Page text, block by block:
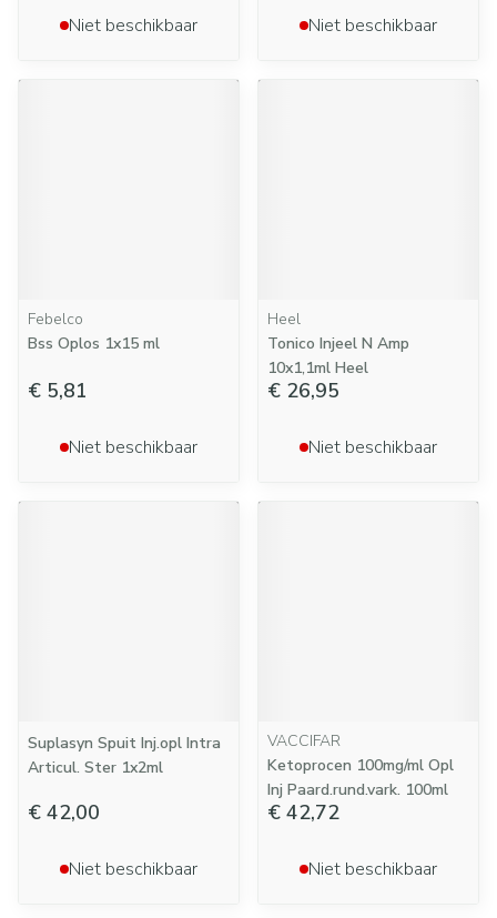
Niet beschikbaar Niet beschikbaar
Febelco
Bss Oplos 1x15 ml
€ 5,81
Niet beschikbaar
Heel
Tonico Injeel N Amp
10x1,1ml Heel
€ 26,95
Niet beschikbaar
Suplasyn Spuit Inj.opl Intra
Articul. Ster 1x2ml
€ 42,00
Niet beschikbaar
VACCIFAR
Ketoprocen 100mg/ml Opl
Inj Paard.rund.vark. 100ml
€ 42,72
Niet beschikbaar